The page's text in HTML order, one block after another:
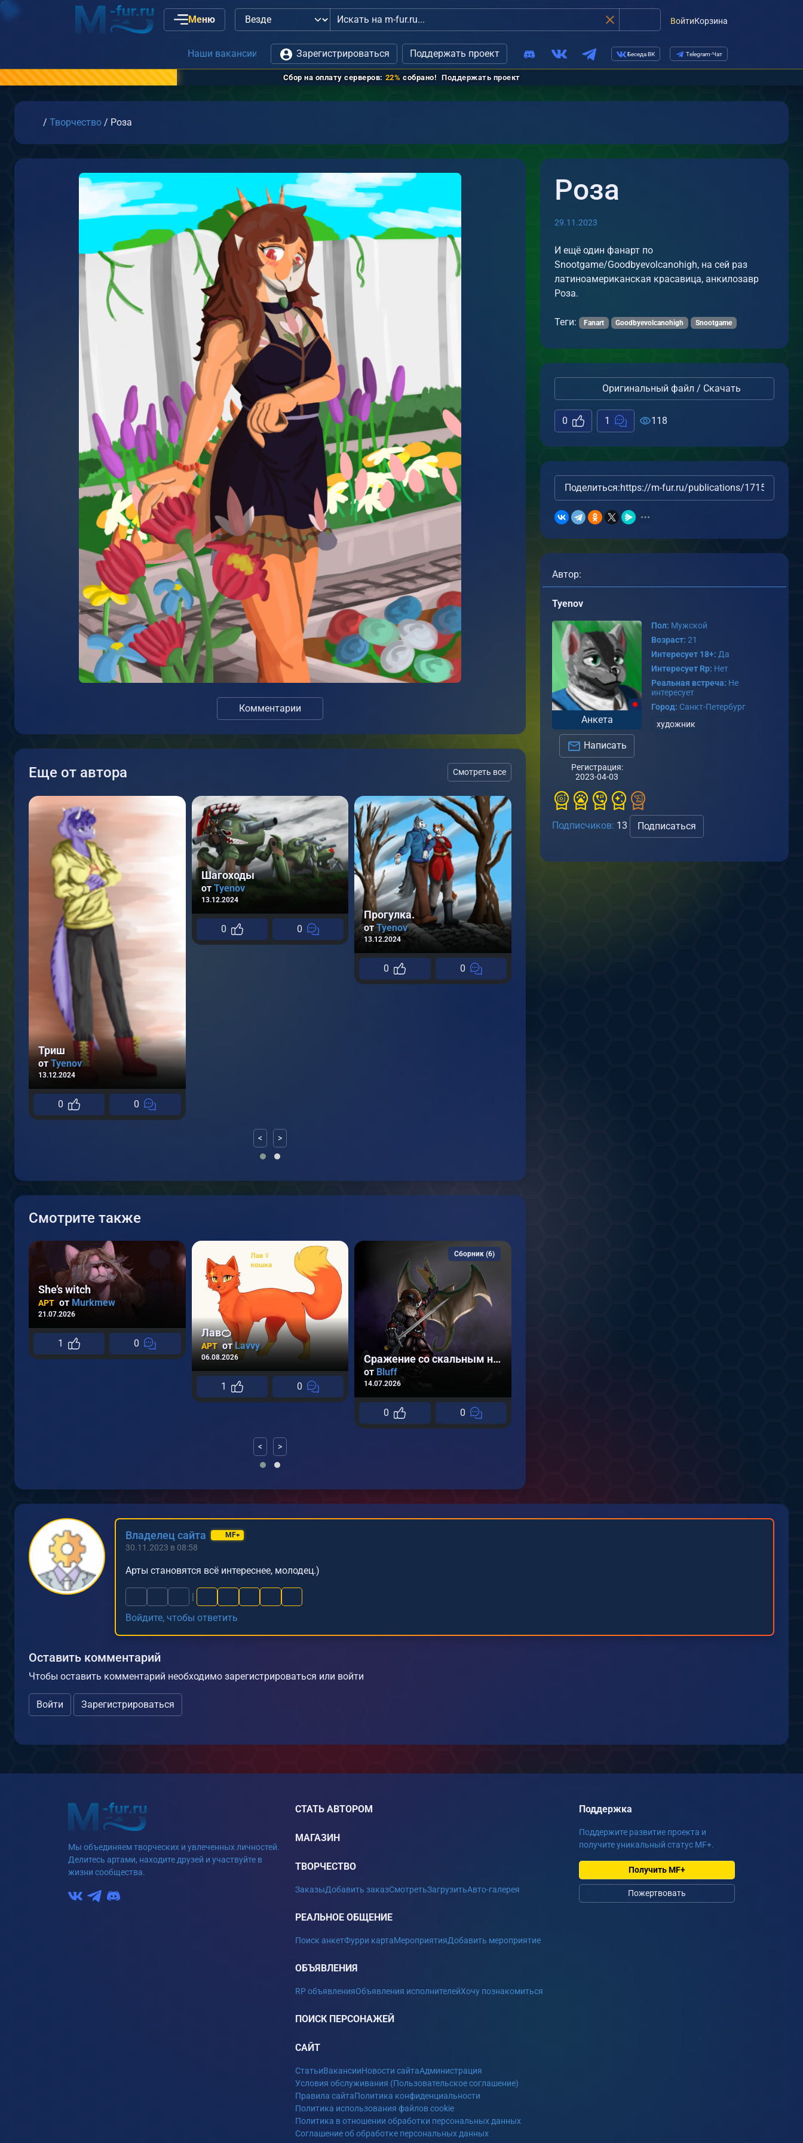
Меню ВойтиКорзина
илисвязь с администрациейЗарегистрироваться Поддержать проект Беседа ВК Telegram-Чат
Сбор на оплату серверов: 22% собрано! Поддержать проект
Главная
/ Творчество / Роза
Комментарии
Еще от автора Смотреть все
Триш
от Tyenov
13.12.2024
0 0
Шагоходы
от Tyenov
13.12.2024
0 0
Прогулка.
отTyenov
13.12.2024
0 0
< >
Смотрите также
She’s witch
АРТ от Murkmew
21.07.2026
1 0
Лав🍊
АРТ отLavvy
06.08.2026
1 0
Сражение со скальным наездником
от Bluff
14.07.2026
Сборник (6)
0 0
< >
Роза
29.11.2023
И ещё один фанарт по
Snootgame/Goodbyevolcanohigh, на сей раз
латиноамериканская красавица, анкилозавр
Роза.
Теги: Fanart Goodbyevolcanohigh Snootgame
Оригинальный файл / Скачать
0 1 118
Поделиться:https://m-fur.ru/publications/17154/
Автор:
Tyenov
Анкета
Написать
Регистрация:
2023-04-03
Пол: Мужской
Возраст: 21
Интересует 18+: Да
Интересует Rp: Нет
Реальная встреча: Не
интересует
Город: Санкт-Петербург
художник
Подписчиков: 13 Подписаться
Владелец сайта MF+
30.11.2023 в 08:58
Арты становятся всё интереснее, молодец.)
|
Войдите, чтобы ответить
Оставить комментарий
Чтобы оставить комментарий необходимо зарегистрироваться или войти
Войти Зарегистрироваться
Мы объединяем творческих и увлеченных личностей.
Делитесь артами, находите друзей и участвуйте в
жизни сообщества.
СТАТЬ АВТОРОМ
МАГАЗИН
ТВОРЧЕСТВО
ЗаказыДобавить заказСмотретьЗагрузитьАвто-галерея
РЕАЛЬНОЕ ОБЩЕНИЕ
Поиск анкетФурри картаМероприятияДобавить мероприятие
ОБЪЯВЛЕНИЯ
RP объявленияОбъявления исполнителейХочу познакомиться
ПОИСК ПЕРСОНАЖЕЙ
САЙТ
СтатьиВакансииНовости сайтаАдминистрация
Условия обслуживания (Пользовательское соглашение)
Правила сайтаПолитика конфиденциальности
Политика использования файлов cookie
Политика в отношении обработки персональных данных
Соглашение об обработке персональных данных
Поддержка
Поддержите развитие проекта и
получите уникальный статус MF+.
Получить MF+
Пожертвовать